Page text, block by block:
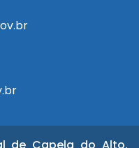
de Capela do Alto.